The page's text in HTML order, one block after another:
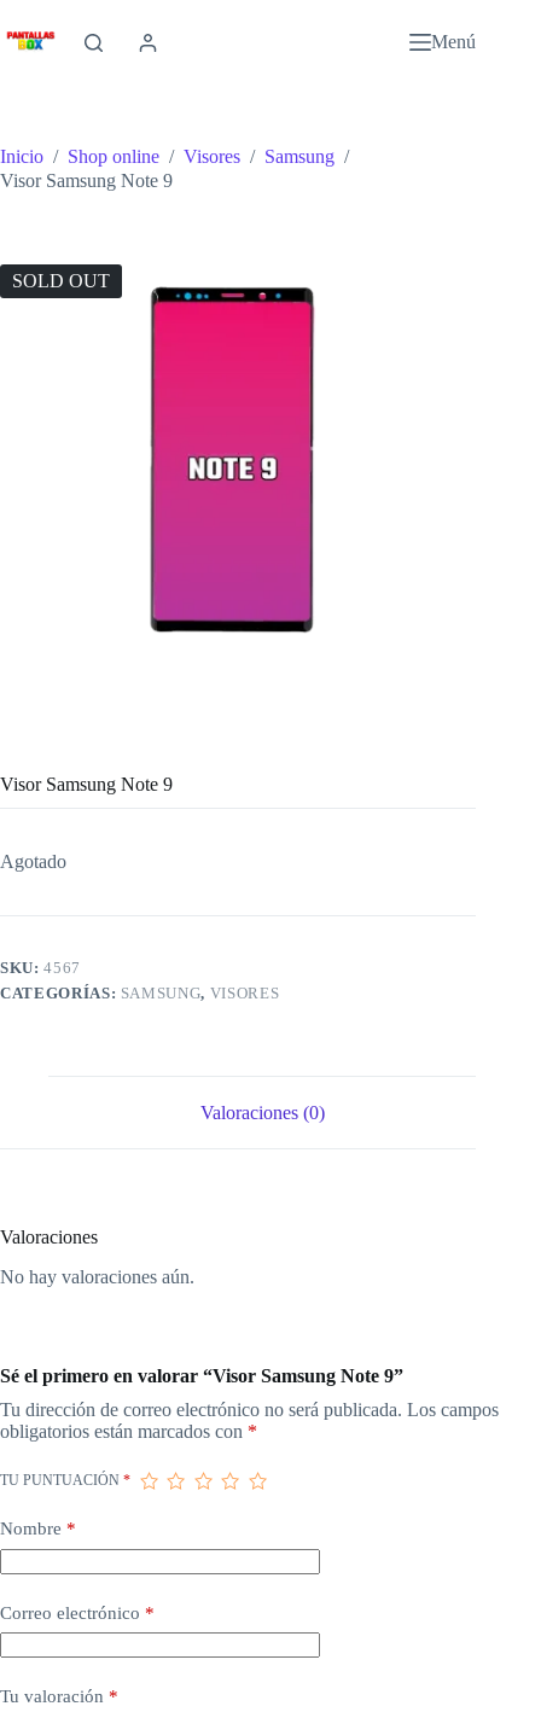
al
contenido
Menú
Inicio / Shop online / Visores / Samsung /
Visor Samsung Note 9
SOLD OUT
Visor Samsung Note 9
Agotado
SKU:4567
CATEGORÍAS: SAMSUNG, VISORES
Valoraciones (0)
Valoraciones
No hay valoraciones aún.
Sé el primero en valorar “Visor Samsung Note 9”
Tu dirección de correo electrónico no será publicada. Los campos
obligatorios están marcados con *
TU PUNTUACIÓN *
Nombre *
Correo electrónico *
Tu valoración *